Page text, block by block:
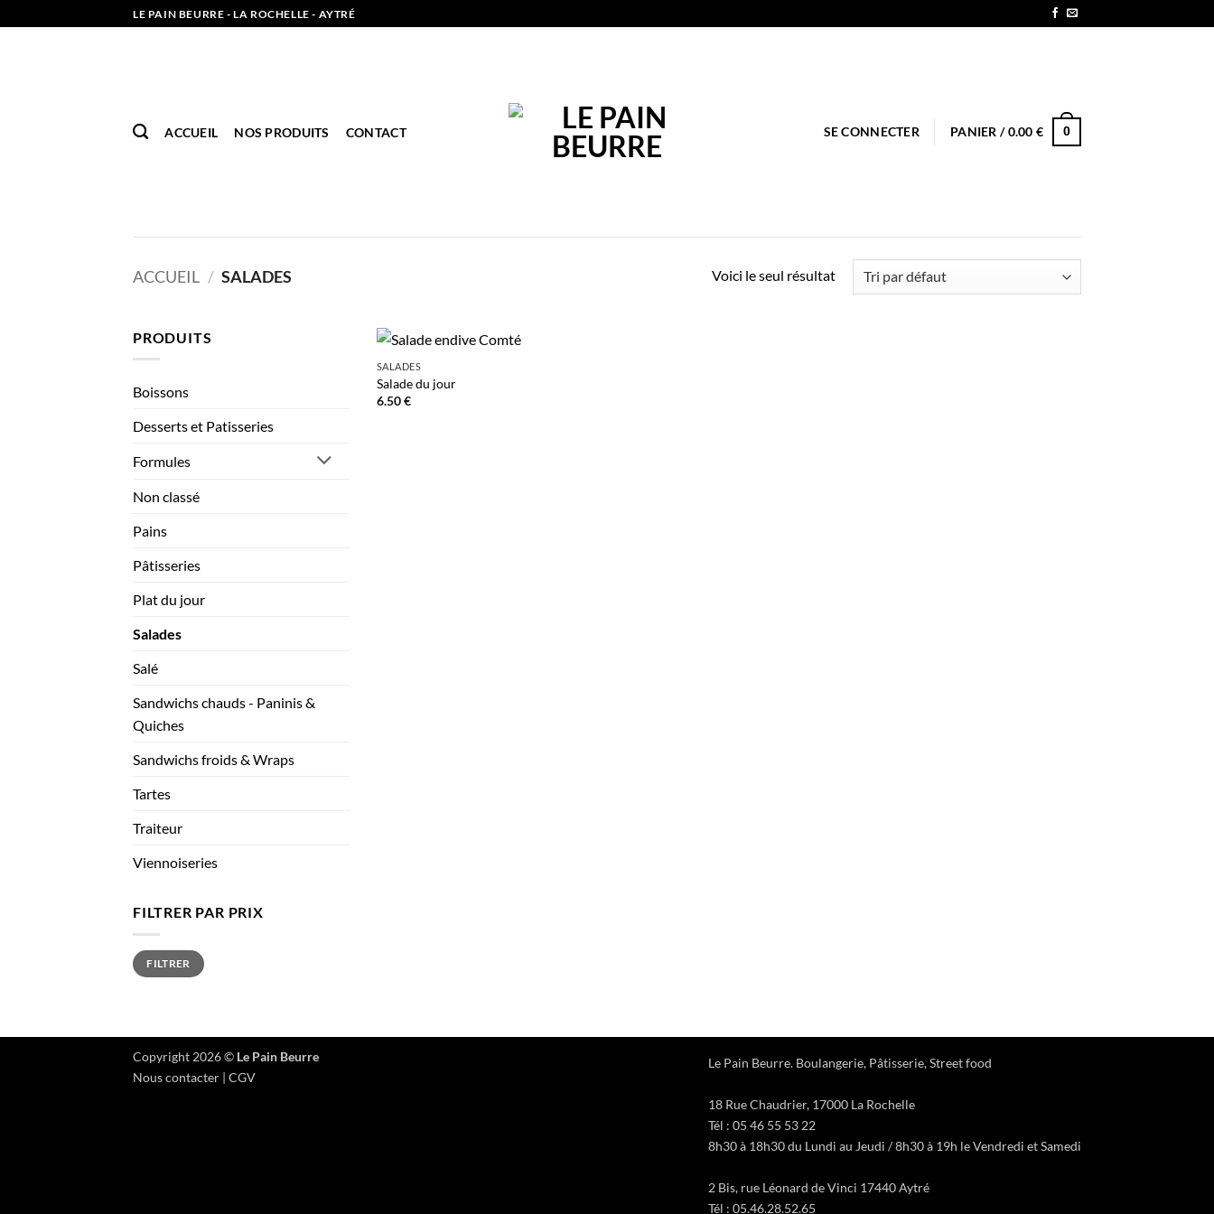
au
LE PAIN BEURRE - LA ROCHELLE - AYTRÉ
ACCUEIL NOS PRODUITS CONTACT SE CONNECTER PANIER /0.00€ 0
ACCUEIL / SALADES Voici le seul résultat
PRODUITS
Boissons
Desserts et Patisseries
Formules
Non classé
Pains
Pâtisseries
Plat du jour
Salades
Salé
Sandwichs chauds - Paninis &
Quiches
Sandwichs froids & Wraps
Tartes
Traiteur
Viennoiseries
FILTRER PAR PRIX
Prix
min
Prix
maxFILTRER
SALADES
Salade du jour
6.50€
Le Pain Beurre. Boulangerie, Pâtisserie, Street food
18 Rue Chaudrier, 17000 La Rochelle
Tél : 05 46 55 53 22
8h30 à 18h30 du Lundi au Jeudi / 8h30 à 19h le Vendredi et Samedi
2 Bis, rue Léonard de Vinci 17440 Aytré
Tél : 05.46.28.52.65
Copyright 2026 © Le Pain Beurre
Nous contacter | CGV